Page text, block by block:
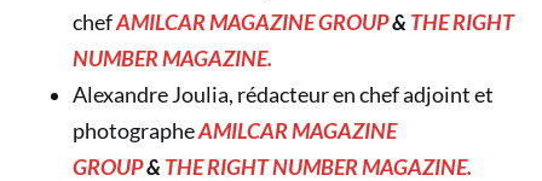
chefAMILCAR MAGAZINE GROUP& THE RIGHT
NUMBER MAGAZINE.
Alexandre Joulia, rédacteur en chef adjoint et
photographeAMILCAR MAGAZINE
GROUP& THE RIGHT NUMBER MAGAZINE.